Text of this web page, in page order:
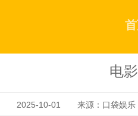
电
2025-10-01 来源：口袋娱乐